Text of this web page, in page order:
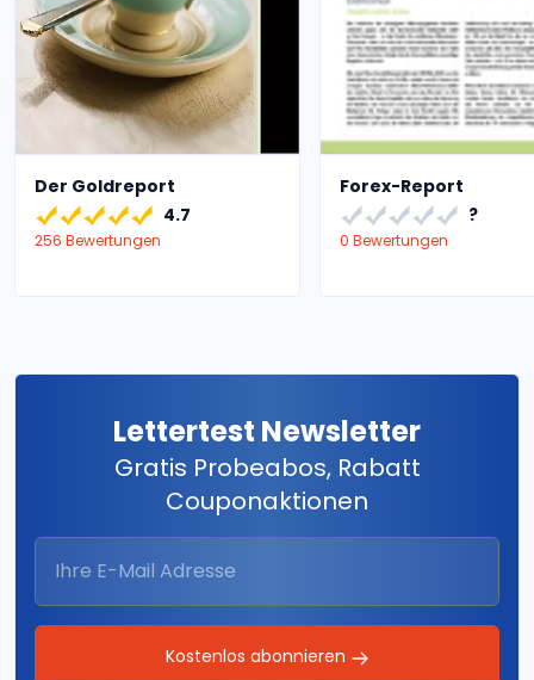
Der Goldreport
4.7
256 Bewertungen
Forex-Report
?
0 Bewertungen
Lettertest Newsletter
Gratis Probeabos, Rabatt
Couponaktionen
Kostenlos abonnieren